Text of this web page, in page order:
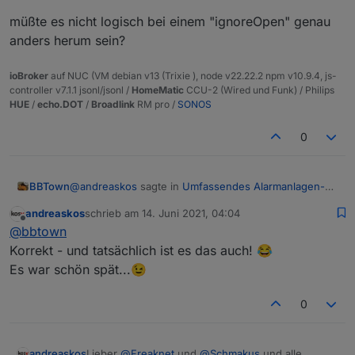
Diesen Datenpunkt könnte man verwenden, um
sich zu warnen, wenn zum Zeitpunkt des Scharf-
Schaltens (oder ein paar Millisekunden später) hier
beim Scharf-Schalten. Das bedeutet, man muss
selbst drauf achten, dass ein Melder nicht ewig
auf Inaktiv bleibt, weil man vergessen hat das Flag
Hier das Skript
testen.
Danke und LG
Andreas
müßte es nicht logisch bei einem "ignoreOpen" genau
anders herum sein?
ioBroker auf NUC (VM debian v13 (Trixie ), node v22.22.2 npm v10.9.4, js-
controller v7.1.1 jsonl/jsonl / HomeMatic CCU-2 (Wired und Funk) / Philips
HUE / echo.DOT / Broadlink RM pro / SONOS
0
BBTown@andreaskos sagte in Umfassendes Alarmanlagen-
false = von der Überwachung ausgenommen
müßte es nicht logisch bei einem "ignoreOpen" genau
anders herum sein?
Offline
andreaskosschrieb am 14. Juni 2021, 04:04
zuletzt editiert von
@bbtown
Korrekt - und tatsächlich ist es das auch! 😂
Es war schön spät...😉
0